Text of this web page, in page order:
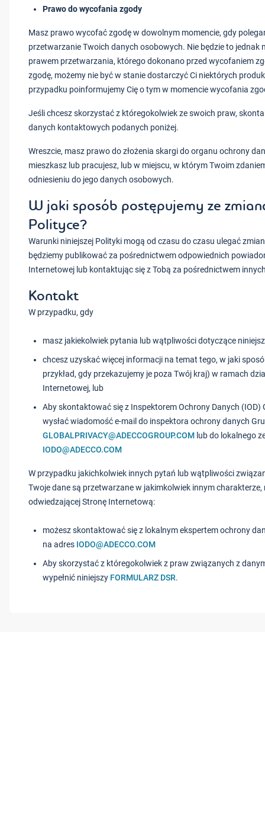
Prawo do wycofania zgody
Masz prawo wycofać zgodę w dowolnym momencie, gdy
przetwarzanie Twoich danych osobowych. Nie będzie to jednak
prawem przetwarzania, którego dokonano przed wycofaniem
zgodę, możemy nie być w stanie dostarczyć Ci niektórych
przypadku poinformujemy Cię o tym w momencie wycofania
Jeśli chcesz skorzystać z któregokolwiek ze swoich praw,
danych kontaktowych podanych poniżej.
Wreszcie, masz prawo do złożenia skargi do organu ochrony
mieszkasz lub pracujesz, lub w miejscu, w którym Twoim
odniesieniu do jego danych osobowych.
W jaki sposób postępujemy ze
Polityce?
Warunki niniejszej Polityki mogą od czasu do czasu ulegać
będziemy publikować za pośrednictwem odpowiednich
Internetowej lub kontaktując się z Tobą za pośrednictwem
Kontakt
W przypadku, gdy
masz jakiekolwiek pytania lub wątpliwości dotyczące
chcesz uzyskać więcej informacji na temat tego, w jaki
przykład, gdy przekazujemy je poza Twój kraj) w ramach
Internetowej, lub
Aby skontaktować się z Inspektorem Ochrony Danych (IOD)
wysłać wiadomość e-mail do inspektora ochrony danych
GLOBALPRIVACY@ADECCOGROUP.COM lub do lokalnego
IODO@ADECCO.COM
W przypadku jakichkolwiek innych pytań lub wątpliwości
Twoje dane są przetwarzane w jakimkolwiek innym charakterze,
odwiedzającej Stronę Internetową:
możesz skontaktować się z lokalnym ekspertem ochrony
na adres IODO@ADECCO.COM
Aby skorzystać z któregokolwiek z praw związanych z
wypełnić niniejszy FORMULARZ DSR.